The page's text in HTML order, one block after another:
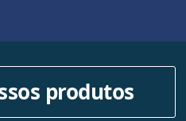
produtos